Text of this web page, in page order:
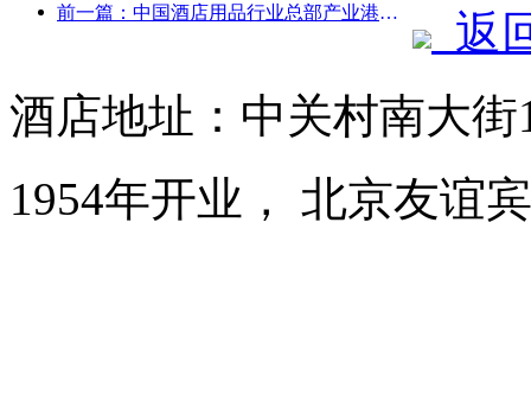
前一篇：中国酒店用品行业总部产业港落户广东
返
酒店地址：中关村南大
1954年开业， 北京友